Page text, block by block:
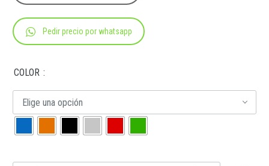
Pedir precio por whatsapp
COLOR
Elige una opción